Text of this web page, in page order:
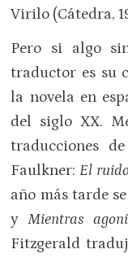
Virilo (Cátedra,
Pero si algo
traductor es su
la novela en
del siglo XX.
traducciones
Faulkner:El
año más tarde
yMientras
Fitzgerald